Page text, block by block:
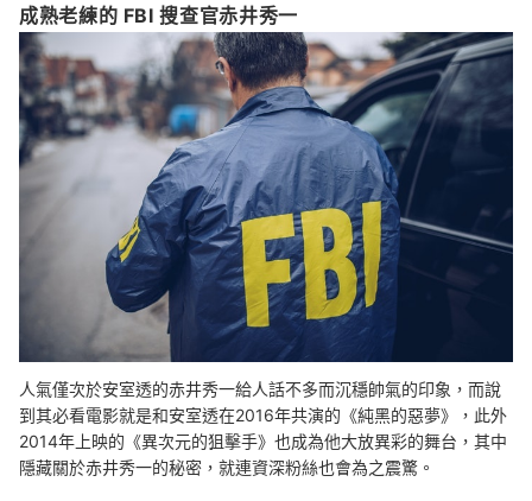
成熟老練的 FBI 搜查官赤井秀一
人氣僅次於安室透的赤井秀一給人話不多而沉穩帥氣的印象，而說
到其必看電影就是和安室透在2016年共演的《純黑的惡夢》，此外
2014年上映的《異次元的狙擊手》也成為他大放異彩的舞台，其中
隱藏關於赤井秀一的秘密，就連資深粉絲也會為之震驚。